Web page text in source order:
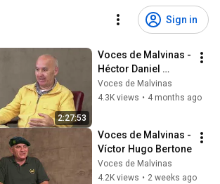
Sign in
2:27:53
Voces de Malvinas -
Héctor Daniel
Cepeda
Voces de Malvinas
4.3K views • 4 months ago
Voces de Malvinas -
Víctor Hugo Bertone
Voces de Malvinas
4.2K views • 2 weeks ago